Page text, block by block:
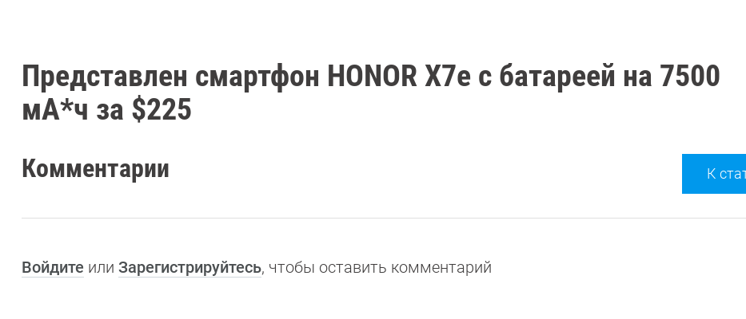
Представлен смартфон HONOR X7e с батареей на 7500
мА*ч за $225
Комментарии К
Войдите или Зарегистрируйтесь, чтобы оставить комментарий